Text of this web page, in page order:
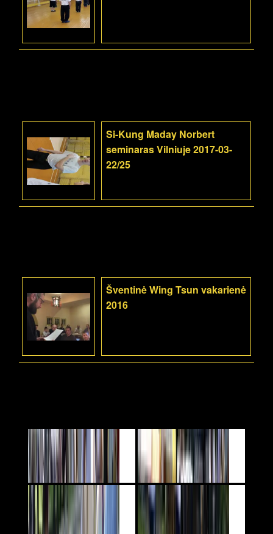
Si-Kung Maday Norbert
seminaras Vilniuje 2017-03-
22/25
Šventinė Wing Tsun vakarienė
2016